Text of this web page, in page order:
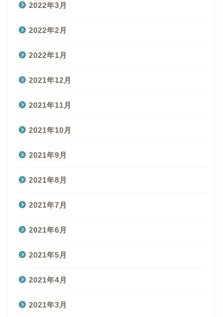
2022年3月
2022年2月
2022年1月
2021年12月
2021年11月
2021年10月
2021年9月
2021年8月
2021年7月
2021年6月
2021年5月
2021年4月
2021年3月